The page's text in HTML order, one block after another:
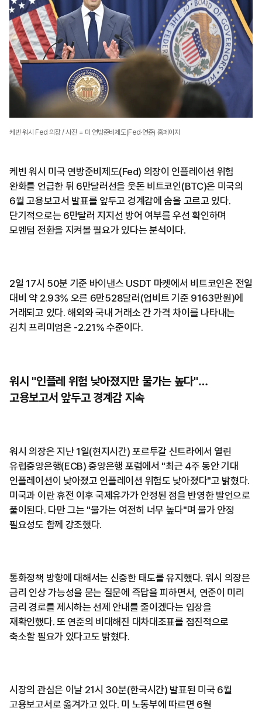
케빈 워시 Fed 의장 / 사진 = 미 연방준비제도(Fed·연준) 홈페이지
케빈 워시 미국 연방준비제도(Fed) 의장이 인플레이션 위험
완화를 언급한 뒤 6만달러선을 웃돈 비트코인(BTC)은 미국의
6월 고용보고서 발표를 앞두고 경계감에 숨을 고르고 있다.
단기적으로는 6만달러 지지선 방어 여부를 우선 확인하며
모멘텀 전환을 지켜볼 필요가 있다는 분석이다.
2일 17시 50분 기준 바이낸스 USDT 마켓에서 비트코인은 전일
대비 약 2.93% 오른 6만528달러(업비트 기준 9163만원)에
거래되고 있다. 해외와 국내 거래소 간 가격 차이를 나타내는
김치 프리미엄은 -2.21% 수준이다.
워시 "인플레 위험 낮아졌지만 물가는 높다"…
고용보고서 앞두고 경계감 지속
워시 의장은 지난 1일(현지시간) 포르투갈 신트라에서 열린
유럽중앙은행(ECB) 중앙은행 포럼에서 "최근 4주 동안 기대
인플레이션이 낮아졌고 인플레이션 위험도 낮아졌다"고 밝혔다.
미국과 이란 휴전 이후 국제유가가 안정된 점을 반영한 발언으로
풀이된다. 다만 그는 "물가는 여전히 너무 높다"며 물가 안정
필요성도 함께 강조했다.
통화정책 방향에 대해서는 신중한 태도를 유지했다. 워시 의장은
금리 인상 가능성을 묻는 질문에 즉답을 피하면서, 연준이 미리
금리 경로를 제시하는 선제 안내를 줄이겠다는 입장을
재확인했다. 또 연준의 비대해진 대차대조표를 점진적으로
축소할 필요가 있다고도 밝혔다.
시장의 관심은 이날 21시 30분(한국시간) 발표된 미국 6월
고용보고서로 옮겨가고 있다. 미 노동부에 따르면 6월